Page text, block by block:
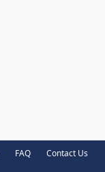
FAQ Contact Us